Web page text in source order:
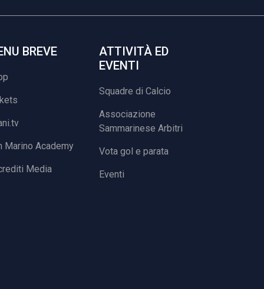
BREVE
Marino Academy
Media
ATTIVITÀ ED
EVENTI
Squadre di Calcio
Associazione
Sammarinese Arbitri
Vota gol e parata
Eventi